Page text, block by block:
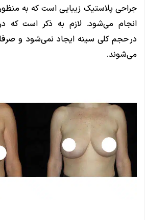
جراحی پلاستیک زیبایی است که به
انجام می‌شود. لازم به ذکر است که
در حجم کلی سینه ایجاد نمی‌شود و صرفا
می‌شوند.